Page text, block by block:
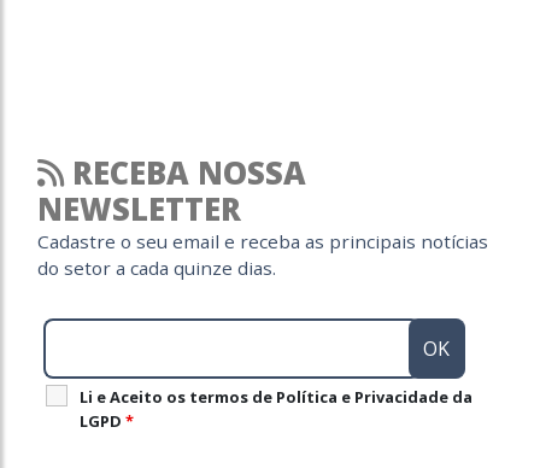
RECEBA NOSSA
NEWSLETTER
Cadastre o seu email e receba as principais notícias
do setor a cada quinze dias.
Li e Aceito os termos de Política e Privacidade da
LGPD *